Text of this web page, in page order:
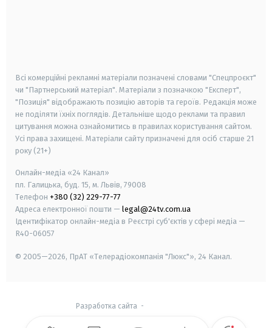
Всі комерційні рекламні матеріали позначені словами "Спецпроєкт"
чи "Партнерський матеріал". Матеріали з позначкою "Експерт",
"Позиція" відображають позицію авторів та героїв. Редакція може
не поділяти їхніх поглядів. Детальніше щодо реклами та правил
цитування можна ознайомитись в правилах користування сайтом.
Усі права захищені. Матеріали сайту призначені для осіб старше 21
року (21+)
Онлайн-медіа «24 Канал»
пл. Галицька, буд. 15, м. Львів, 79008
Телефон +380 (32) 229-77-77
Адреса електронної пошти — legal@24tv.com.ua
Ідентифікатор онлайн-медіа в Реєстрі суб'єктів у сфері медіа —
R40-06057
© 2005—2026, ПрАТ «Телерадіокомпанія "Люкс"», 24 Канал.
Разработка сайта -